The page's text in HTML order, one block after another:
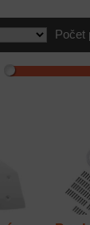
Počet